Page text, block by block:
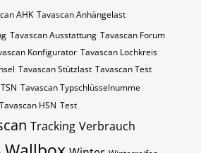
AHK Tavascan Anhängelast
Tavascan Ausstattung Tavascan Forum
Konfigurator Tavascan Lochkreis
Tavascan Stützlast Tavascan Test
Tavascan​​​​ Typschlüsselnumme
Tavascan​​​​​ HSN Test
Tracking Verbrauch